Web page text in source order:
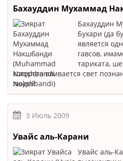
Бахауддин Мухаммад
Бахауддин
Бухари (да
является
гавсов,
тариката,
которого вливается свет
людей
3 Июль 2009
Увайс аль-Карани
Увайс аль-